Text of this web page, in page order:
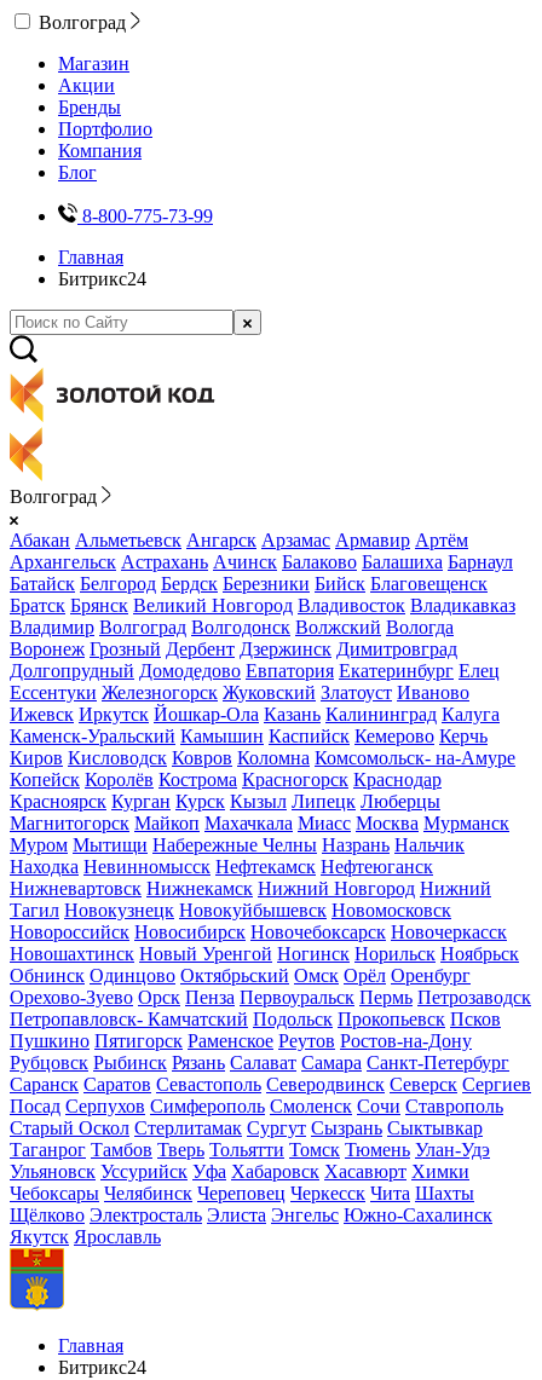
Волгоград
Магазин
Акции
Бренды
Портфолио
Компания
Блог
8-800-775-73-99
Главная
Битрикс24
Волгоград
Абакан Альметьевск Ангарск Арзамас Армавир Артём
Архангельск Астрахань Ачинск Балаково Балашиха Барнаул
Батайск Белгород Бердск Березники Бийск Благовещенск
Братск Брянск Великий Новгород Владивосток Владикавказ
Владимир Волгоград Волгодонск Волжский Вологда
Воронеж Грозный Дербент Дзержинск Димитровград
Долгопрудный Домодедово Евпатория Екатеринбург Елец
Ессентуки Железногорск Жуковский Златоуст Иваново
Ижевск Иркутск Йошкар-Ола Казань Калининград Калуга
Каменск-Уральский Камышин Каспийск Кемерово Керчь
Киров Кисловодск Ковров Коломна Комсомольск- на-Амуре
Копейск Королёв Кострома Красногорск Краснодар
Красноярск Курган Курск Кызыл Липецк Люберцы
Магнитогорск Майкоп Махачкала Миасс Москва Мурманск
Муром Мытищи Набережные Челны Назрань Нальчик
Находка Невинномысск Нефтекамск Нефтеюганск
Нижневартовск Нижнекамск Нижний Новгород Нижний
Тагил Новокузнецк Новокуйбышевск Новомосковск
Новороссийск Новосибирск Новочебоксарск Новочеркасск
Новошахтинск Новый Уренгой Ногинск Норильск Ноябрьск
Обнинск Одинцово Октябрьский Омск Орёл Оренбург
Орехово-Зуево Орск Пенза Первоуральск Пермь Петрозаводск
Петропавловск- Камчатский Подольск Прокопьевск Псков
Пушкино Пятигорск Раменское Реутов Ростов-на-Дону
Рубцовск Рыбинск Рязань Салават Самара Санкт-Петербург
Саранск Саратов Севастополь Северодвинск Северск Сергиев
Посад Серпухов Симферополь Смоленск Сочи Ставрополь
Старый Оскол Стерлитамак Сургут Сызрань Сыктывкар
Таганрог Тамбов Тверь Тольятти Томск Тюмень Улан-Удэ
Ульяновск Уссурийск Уфа Хабаровск Хасавюрт Химки
Чебоксары Челябинск Череповец Черкесск Чита Шахты
Щёлково Электросталь Элиста Энгельс Южно-Сахалинск
Якутск Ярославль
Главная
Битрикс24